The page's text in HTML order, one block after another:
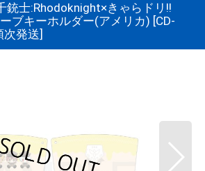
銃士:Rhodoknight×きゃらドリ!!
ブキーホルダー(アメリカ) [CD-
発送]